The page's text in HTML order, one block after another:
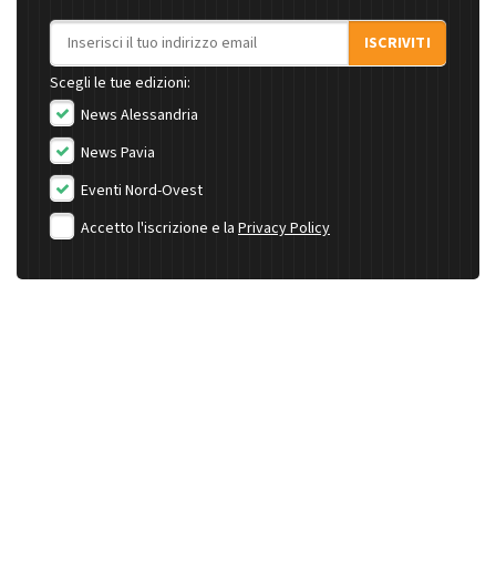
Indirizzo email
ISCRIVITI
Scegli le tue edizioni:
News Alessandria
News Pavia
Eventi Nord-Ovest
Accetto l'iscrizione e la Privacy Policy